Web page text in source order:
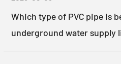
Which type of PVC pipe is
underground water supply